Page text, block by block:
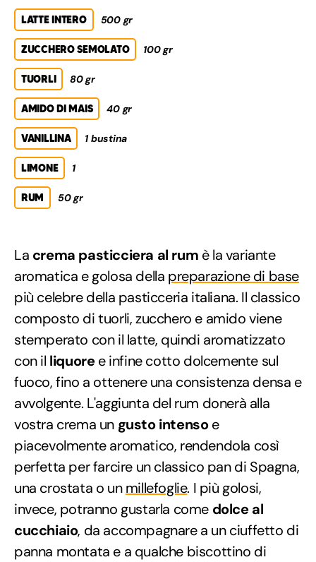
LATTE INTERO 500 gr
ZUCCHERO SEMOLATO 100 gr
TUORLI 80 gr
AMIDO DI MAIS 40 gr
VANILLINA 1 bustina
LIMONE 1
RUM 50 gr
La crema pasticciera al rum è la variante
aromatica e golosa della preparazione di base
più celebre della pasticceria italiana. Il classico
composto di tuorli, zucchero e amido viene
stemperato con il latte, quindi aromatizzato
con il liquoree infine cotto dolcemente sul
fuoco, fino a ottenere una consistenza densa e
avvolgente. L'aggiunta del rum donerà alla
vostra crema un gusto intensoe
piacevolmente aromatico, rendendola così
perfetta per farcire un classico pan di Spagna,
una crostata o unmillefoglie. I più golosi,
invece, potranno gustarla come dolce al
cucchiaio, da accompagnare a un ciuffetto di
panna montata e a qualche biscottino di